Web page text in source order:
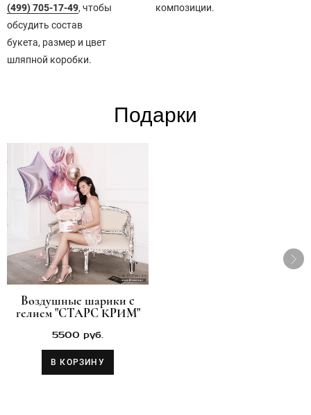
(499) 705-17-49​​, чтобы
обсудить состав
букета, размер и цвет
шляпной коробки.​
композиции. ​
Подарки
Воздушные шарики с
гелием "СТАРС КРИМ"
5500 руб.
В КОРЗИНУ